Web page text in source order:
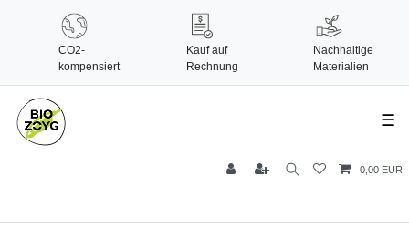
CO2-
kompensiert
Kauf auf
Rechnung
Nachhaltige
Materialien
☰
0,00 EUR